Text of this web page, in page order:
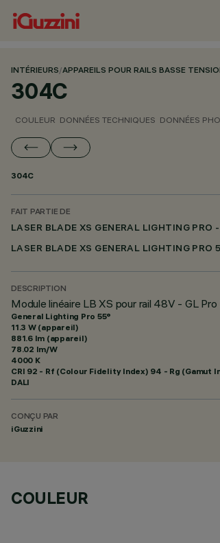
INTÉRIEURS/APPAREILS POUR RAILS BASSE
304C
COULEUR DONNÉES TECHNIQUES DONNÉES
304C
FAIT PARTIE DE
LASER BLADE XS GENERAL LIGHTING PRO
LASER BLADE XS GENERAL LIGHTING
DESCRIPTION
Module linéaire LB XS pour rail 48V - GL
General Lighting Pro 55°
11.3 W (appareil)
881.6 lm (appareil)
78.02 lm/W
4000 K
CRI 92 - Rf (Colour Fidelity Index) 94 - Rg (Gamut
DALI
CONÇU PAR
iGuzzini
COULEUR